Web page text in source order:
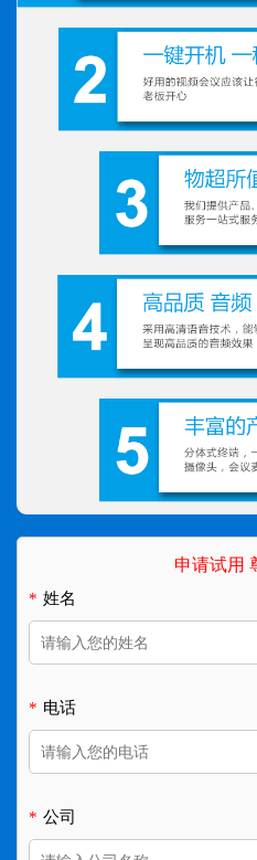
申请试用
* 姓名
* 电话
* 公司